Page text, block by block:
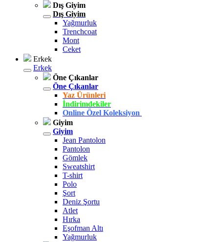
Dış Giyim
Dış Giyim
Yağmurluk
Trenchcoat
Mont
Ceket
Erkek
Erkek
Öne Çıkanlar
Öne Çıkanlar
Yaz Ürünleri
İndirimdekiler
Online Özel Koleksiyon
Giyim
Giyim
Jean Pantolon
Pantolon
Gömlek
Sweatshirt
T-shirt
Polo
Şort
Deniz Şortu
Atlet
Hırka
Eşofman Altı
Yağmurluk